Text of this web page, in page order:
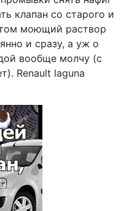
клапан со старого и
моющий раствор
и сразу, а уж о
вообще молчу (с
Renault laguna